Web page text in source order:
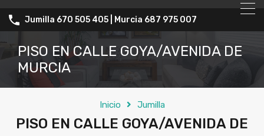
Jumilla 670 505 405 | Murcia 687 975 007
PISO EN CALLE GOYA/AVENIDA DE
MURCIA
Inicio Jumilla
PISO EN CALLE GOYA/AVENIDA DE